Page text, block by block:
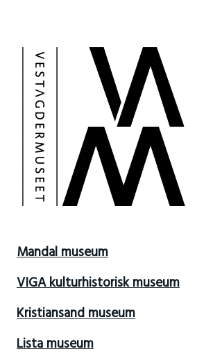
Mandal museum
VIGA kulturhistorisk museum
Kristiansand museum
Lista museum